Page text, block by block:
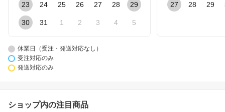
23 24 25 26 27 28 29
30 31 1 2 3 4 5
27 28 29
休業日（受注・発送対応なし）
受注対応のみ
発送対応のみ
ショップ内の注目商品